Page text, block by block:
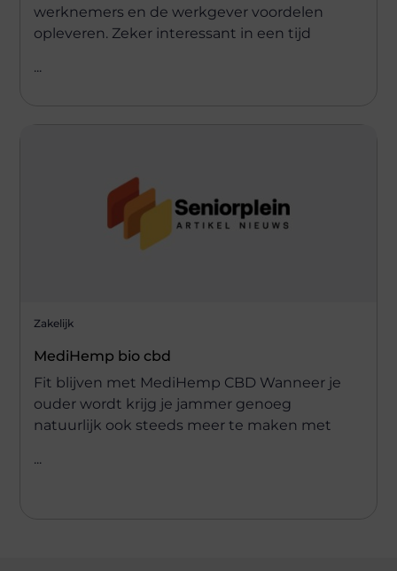
werknemers en de werkgever voordelen
opleveren. Zeker interessant in een tijd
...
Zakelijk
MediHemp bio cbd
Fit blijven met MediHemp CBD Wanneer je
ouder wordt krijg je jammer genoeg
natuurlijk ook steeds meer te maken met
...